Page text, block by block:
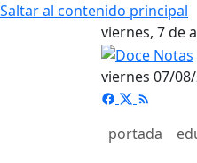
Saltar al contenido principal
viernes, 7 de
viernes 07/
portada